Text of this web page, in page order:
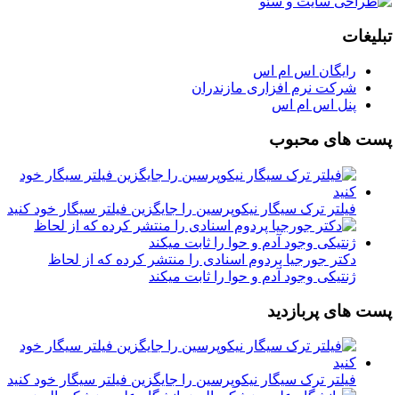
تبلیغات
رایگان اس ام اس
شرکت نرم افزاری مازندران
پنل اس ام اس
پست های محبوب
فیلتر ترک سیگار نیکوپرسین را جایگزین فیلتر سیگار خود کنید
دکتر جورجیا پردوم اسنادی را منتشر کرده که از لحاظ
ژنتیکی وجود آدم و حوا را ثابت میکند
پست های پربازدید
فیلتر ترک سیگار نیکوپرسین را جایگزین فیلتر سیگار خود کنید